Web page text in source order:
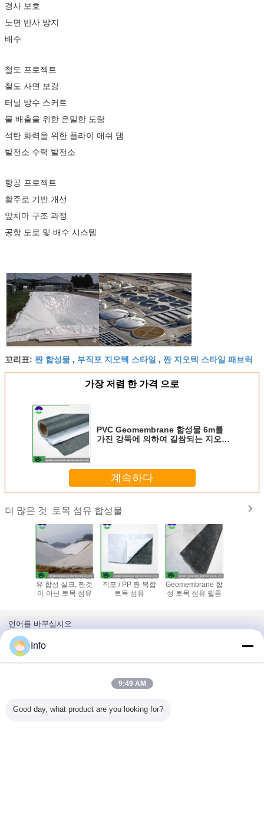
경사 보호
노면 반사 방지
배수
철도 프로젝트
철도 사면 보강
터널 방수 스커트
물 배출을 위한 은밀한 도랑
석탄 화력을 위한 플라이 애쉬 댐
발전소 수력 발전소
항공 프로젝트
활주로 기반 개선
앞치마 구조 과정
공항 도로 및 배수 시스템
꼬리표: 짠 합성물 , 부직포 지오텍 스타일 , 짠 지오텍 스타일 패브릭
가장 저렴 한 가격 으로
PVC Geomembrane 합성물 6m를
가진 강둑에 의하여 길쌈되는 지오텍
계속하다
더 많은 것 토목 섬유 합성물
철도 합성 토목 섬
유 합성 실크, 짠것
이 아닌 토목 섬유
블랙 필라멘트 부
직포 / PP 짠 복합
토목 섬유
터널에 편리한 PE
Geomembrane 합
성 토목 섬유 필름
언어를 바꾸십시오
Korean
탁상용 전망
Info
9:49 AM
Good day, what product are you looking for?